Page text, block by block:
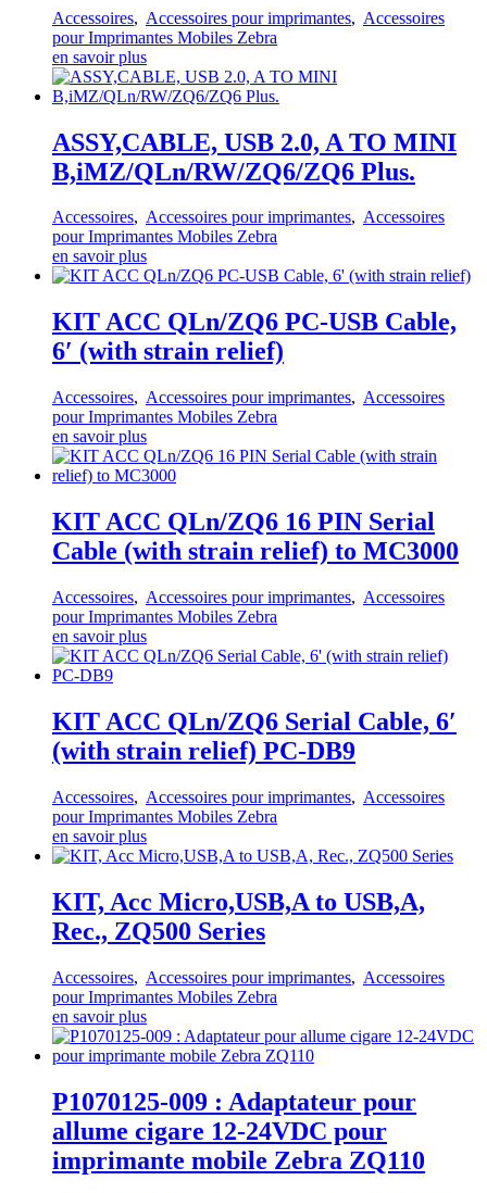
Accessoires, Accessoires pour imprimantes, Accessoires
pour Imprimantes Mobiles Zebra
en savoir plus
ASSY,CABLE, USB 2.0, A TO MINI
B,iMZ/QLn/RW/ZQ6/ZQ6 Plus.
Accessoires, Accessoires pour imprimantes, Accessoires
pour Imprimantes Mobiles Zebra
en savoir plus
KIT ACC QLn/ZQ6 PC-USB Cable,
6′ (with strain relief)
Accessoires, Accessoires pour imprimantes, Accessoires
pour Imprimantes Mobiles Zebra
en savoir plus
KIT ACC QLn/ZQ6 16 PIN Serial
Cable (with strain relief) to MC3000
Accessoires, Accessoires pour imprimantes, Accessoires
pour Imprimantes Mobiles Zebra
en savoir plus
KIT ACC QLn/ZQ6 Serial Cable, 6′
(with strain relief) PC-DB9
Accessoires, Accessoires pour imprimantes, Accessoires
pour Imprimantes Mobiles Zebra
en savoir plus
KIT, Acc Micro,USB,A to USB,A,
Rec., ZQ500 Series
Accessoires, Accessoires pour imprimantes, Accessoires
pour Imprimantes Mobiles Zebra
en savoir plus
P1070125-009 : Adaptateur pour
allume cigare 12-24VDC pour
imprimante mobile Zebra ZQ110